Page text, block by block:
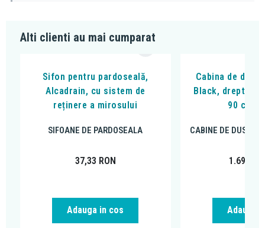
Alti clienti au mai cumparat
Sifon pentru pardoseală,
Alcadrain, cu sistem de
reținere a mirosului
SIFOANE DE PARDOSEALA
37,33 RON
Adauga in cos
Cabina de dus,
Black,
90 cm,
CABINE DE DUS
1.699,00
Adauga